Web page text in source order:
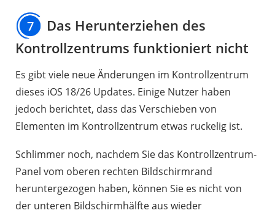
7
Das Herunterziehen des
Kontrollzentrums funktioniert nicht
Es gibt viele neue Änderungen im Kontrollzentrum
dieses iOS 18/26 Updates. Einige Nutzer haben
jedoch berichtet, dass das Verschieben von
Elementen im Kontrollzentrum etwas ruckelig ist.
Schlimmer noch, nachdem Sie das Kontrollzentrum-
Panel vom oberen rechten Bildschirmrand
heruntergezogen haben, können Sie es nicht von
der unteren Bildschirmhälfte aus wieder